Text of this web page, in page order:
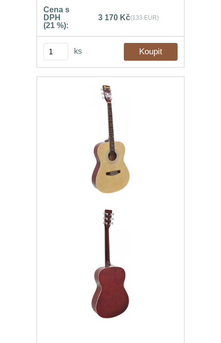
Cena s
DPH
(21 %):
3 170 Kč(133 EUR)
ks